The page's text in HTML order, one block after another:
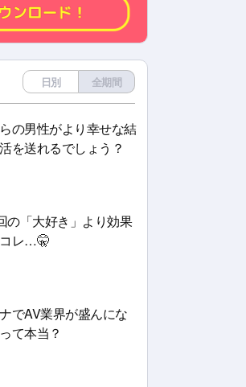
日別 全期間
の男性がより幸せな結
を送れるでしょう？
の「大好き」より効果
レ…🤫
でAV業界が盛んにな
て本当？